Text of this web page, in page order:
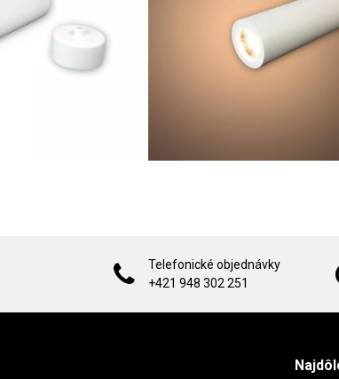
Telefonické objednávky
+421 948 302 251